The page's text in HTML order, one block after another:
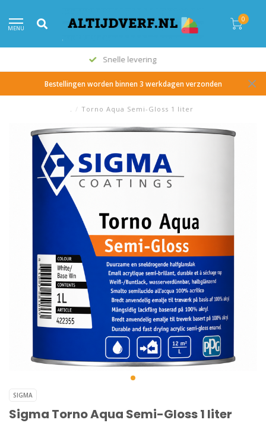
MENU
0
Alle topmerken
Bestellingen worden binnen 3 werkdagen verzonden
. / Torno Aqua Semi-Gloss 1 liter
SIGMA
Sigma Torno Aqua Semi-Gloss 1 liter